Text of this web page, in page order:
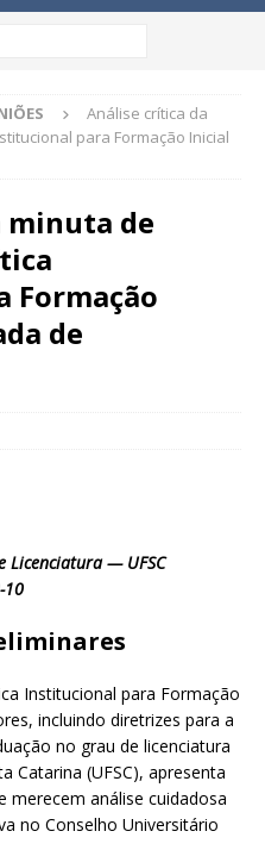
Análise crítica da
para Formação Inicial
minuta de
Formação
de
Licenciatura — UFSC
10
Institucional para Formação
incluindo diretrizes para a
no grau de licenciatura
Catarina (UFSC), apresenta
merecem análise cuidadosa
no Conselho Universitário